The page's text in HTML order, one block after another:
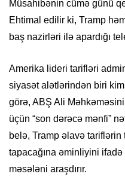
Müsahibənin cümə günü
Ehtimal edilir ki, Tramp
baş nazirləri ilə apardığı
Amerika lideri tarifləri
siyasət alətlərindən biri
görə, ABŞ Ali
üçün “son dərəcə mənfi”
belə, Tramp əlavə
tapacağına əminliyini
məsələni araşdırır.